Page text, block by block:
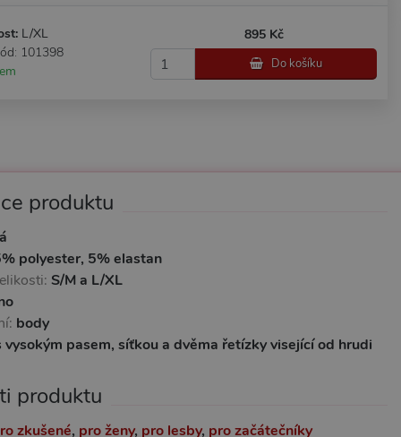
L/XL
101398
895 Kč
Do košíku
produktu
polyester, 5% elastan
S/M a L/XL
body
vysokým pasem, síťkou a dvěma řetízky visející od hrudi
produktu
zkušené, pro ženy, pro lesby, pro začátečníky